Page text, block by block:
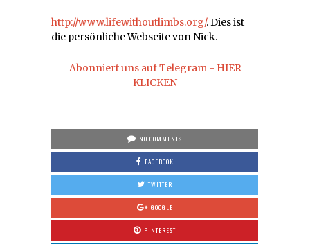
http://www.lifewithoutlimbs.org/. Dies ist
die persönliche Webseite von Nick.
Abonniert uns auf Telegram - HIER
KLICKEN
NO COMMENTS
FACEBOOK
TWITTER
GOOGLE
PINTEREST